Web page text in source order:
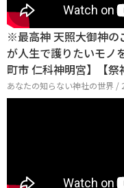
※最高神 天照大御神の
が人生で護りたいモノ
町市 仁科神明宮】【祭
あなたの知らない神社の世界 /